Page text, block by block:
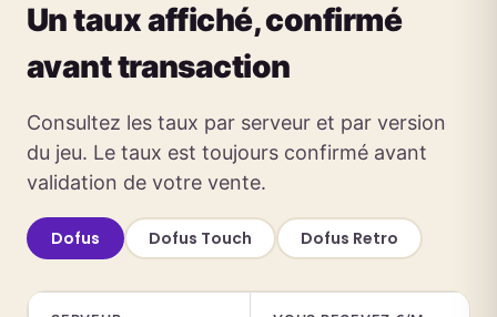
Un taux affiché, confirmé
avant transaction
Consultez les taux par serveur et par version
du jeu. Le taux est toujours confirmé avant
validation de votre vente.
Dofus Dofus Touch Dofus Retro